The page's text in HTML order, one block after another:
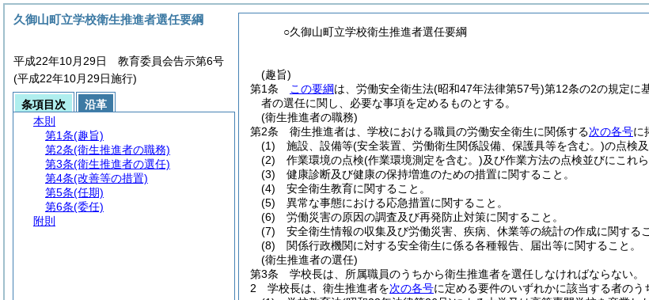
○久御山町立学校衛生推進者選任要綱
(趣旨)
第1条
この要綱は、労働安全衛生法(昭和47年法律第57号)第12条の2の規定に
者の選任に関し、必要な事項を定めるものとする。
(衛生推進者の職務)
第2条
衛生推進者は、学校における職員の労働安全衛生に関係する次の各号に
(1)
施設、設備等(安全装置、労働衛生関係設備、保護具等を含む。)の点検
(2)
作業環境の点検(作業環境測定を含む。)及び作業方法の点検並びにこれ
(3)
健康診断及び健康の保持増進のための措置に関すること。
(4)
安全衛生教育に関すること。
(5)
異常な事態における応急措置に関すること。
(6)
労働災害の原因の調査及び再発防止対策に関すること。
(7)
安全衛生情報の収集及び労働災害、疾病、休業等の統計の作成に関するこ
(8)
関係行政機関に対する安全衛生に係る各種報告、届出等に関すること。
(衛生推進者の選任)
第3条
学校長は、所属職員のうちから衛生推進者を選任しなければならない。
2
学校長は、衛生推進者を次の各号に定める要件のいずれかに該当する者のう
久御山町立学校衛生推進者選任要綱
平成22年10月29日 教育委員会告示第6号
(平成22年10月29日施行)
条項目次
沿革
本則
第1条(趣旨)
第2条(衛生推進者の職務)
第3条(衛生推進者の選任)
第4条(改善等の措置)
第5条(任期)
第6条(委任)
附則